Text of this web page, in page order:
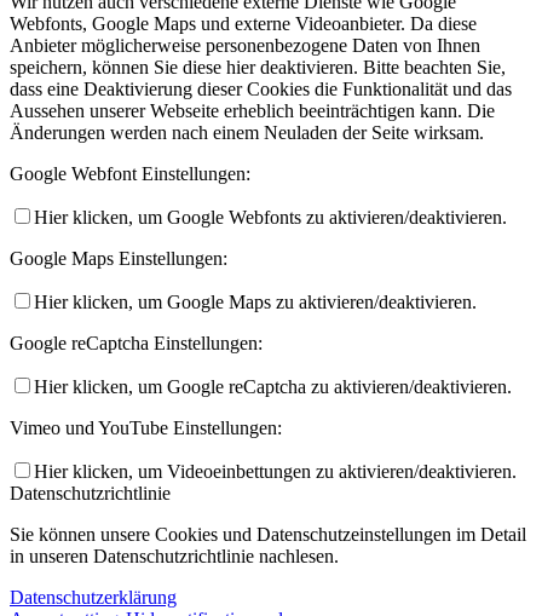
Webfonts, Google Maps und externe Videoanbieter. Da diese
Anbieter möglicherweise personenbezogene Daten von Ihnen
speichern, können Sie diese hier deaktivieren. Bitte beachten Sie,
dass eine Deaktivierung dieser Cookies die Funktionalität und das
Aussehen unserer Webseite erheblich beeinträchtigen kann. Die
Änderungen werden nach einem Neuladen der Seite wirksam.
Google Webfont Einstellungen:
Hier klicken, um Google Webfonts zu aktivieren/deaktivieren.
Google Maps Einstellungen:
Hier klicken, um Google Maps zu aktivieren/deaktivieren.
Google reCaptcha Einstellungen:
Hier klicken, um Google reCaptcha zu aktivieren/deaktivieren.
Vimeo und YouTube Einstellungen:
Hier klicken, um Videoeinbettungen zu aktivieren/deaktivieren.
Datenschutzrichtlinie
Sie können unsere Cookies und Datenschutzeinstellungen im Detail
in unseren Datenschutzrichtlinie nachlesen.
Datenschutzerklärung